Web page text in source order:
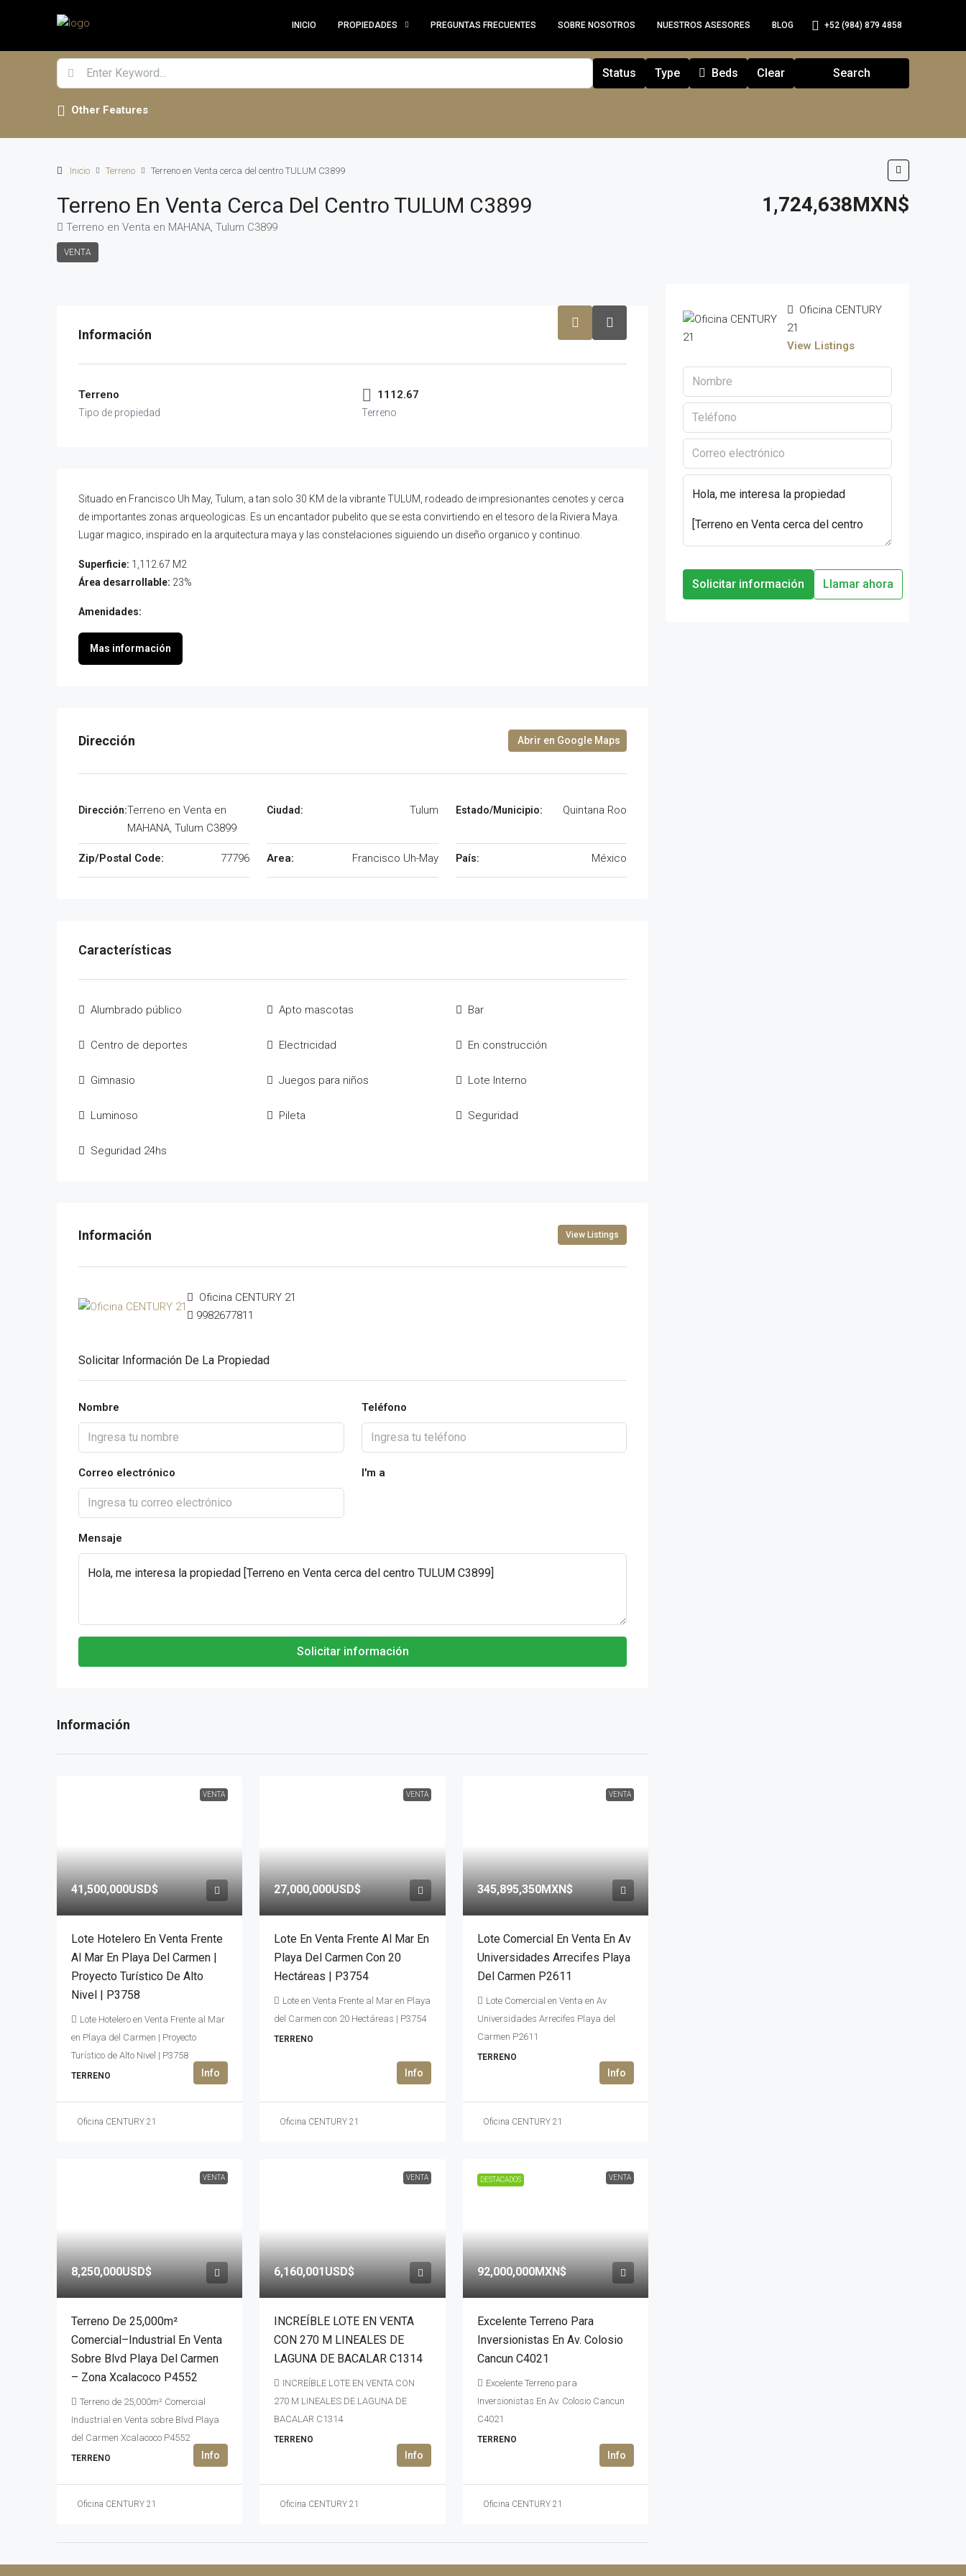
INICIO PROPIEDADES PREGUNTAS FRECUENTES SOBRE NOSOTROS NUESTROS ASESORES BLOG +52 (984) 879 4858
Status Type Beds Clear Search
Other Features
Inicio Terreno Terreno en Venta cerca del centro TULUM C3899
Terreno En Venta Cerca Del Centro TULUM C3899
Terreno en Venta en MAHANA, Tulum C3899
VENTA
1,724,638MXN$
Terreno 1112.67
Situado en Francisco Uh May, Tulum, a tan solo 30 KM de la vibrante TULUM, rodeado de impresionantes cenotes y cerca
de importantes zonas arqueologicas. Es un encantador pubelito que se esta convirtiendo en el tesoro de la Riviera Maya.
Lugar magico, inspirado en la arquitectura maya y las constelaciones siguiendo un diseño organico y continuo.
Superficie: 1,112.67 M2
Área desarrollable: 23%
Amenidades:
Terreno en Venta en
MAHANA, Tulum C3899
Tulum Quintana Roo
Zip/Postal Code: 77796 Area: Francisco Uh-May México
Alumbrado público Apto mascotas Bar
Centro de deportes Electricidad En construcción
Gimnasio Juegos para niños Lote Interno
Luminoso Pileta Seguridad
Seguridad 24hs
View Listings
Oficina CENTURY 21
9982677811
Solicitar Información De La Propiedad
Nombre Teléfono
Correo electrónico I'm a
Mensaje
Solicitar información
VENTA
41,500,000USD$
Lote Hotelero En Venta Frente
Al Mar En Playa Del Carmen |
Proyecto Turístico De Alto
Nivel | P3758
Lote Hotelero en Venta Frente al Mar
en Playa del Carmen | Proyecto
Turístico de Alto Nivel | P3758
TERRENO
Oficina CENTURY 21
VENTA
27,000,000USD$
Lote En Venta Frente Al Mar En
Playa Del Carmen Con 20
Hectáreas | P3754
Lote en Venta Frente al Mar en Playa
del Carmen con 20 Hectáreas | P3754
TERRENO
Oficina CENTURY 21
VENTA
345,895,350MXN$
Lote Comercial En Venta En Av
Universidades Arrecifes Playa
Del Carmen P2611
Lote Comercial en Venta en Av
Universidades Arrecifes Playa del
Carmen P2611
TERRENO
Oficina CENTURY 21
VENTA
8,250,000USD$
Terreno De 25,000m²
Comercial–Industrial En Venta
Sobre Blvd Playa Del Carmen
– Zona Xcalacoco P4552
Terreno de 25,000m² Comercial
Industrial en Venta sobre Blvd Playa
del Carmen Xcalacoco P4552
TERRENO
Oficina CENTURY 21
VENTA
6,160,001USD$
INCREÍBLE LOTE EN VENTA
CON 270 M LINEALES DE
LAGUNA DE BACALAR C1314
INCREÍBLE LOTE EN VENTA CON
270 M LINEALES DE LAGUNA DE
BACALAR C1314
TERRENO
Oficina CENTURY 21
DESTACADOS VENTA
92,000,000MXN$
Excelente Terreno Para
Inversionistas En Av. Colosio
Cancun C4021
Excelente Terreno para
Inversionistas En Av. Colosio Cancun
C4021
TERRENO
Oficina CENTURY 21
Oficina CENTURY
21
View Listings
Solicitar información Llamar ahora